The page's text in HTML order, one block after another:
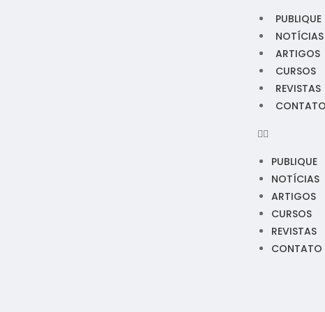
PUBLIQUE
NOTÍCIAS
ARTIGOS
CURSOS
REVISTAS
CONTATO
PUBLIQUE
NOTÍCIAS
ARTIGOS
CURSOS
REVISTAS
CONTATO